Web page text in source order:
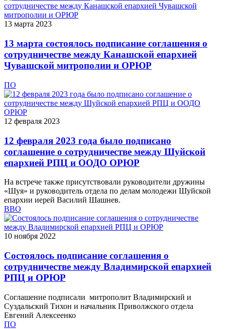
13 марта 2023
13 марта состоялось подписание соглашения о
сотрудничестве между Канашской епархией
Чувашской митрополии и ОРЮР
ПО
12 февраля 2023
12 февраля 2023 года было подписано
соглашение о сотрудничестве между Шуйской
епархией РПЦ и ООДО ОРЮР
На встрече также присутствовали руководители дружины
«Шуя» и руководитель отдела по делам молодежи Шуйской
епархии иерей Василий Шашнев.
ВВО
10 ноября 2022
Состоялось подписание соглашения о
сотрудничестве между Владимирской епархией
РПЦ и ОРЮР
Соглашение подписали митрополит Владимирский и
Суздальский Тихон и начальник Приволжского отдела
Евгений Алексеенко
ПО